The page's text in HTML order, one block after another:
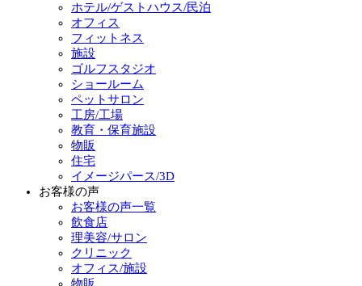
ホテル/ゲストハウス/民泊
オフィス
フィットネス
施設
ゴルフスタジオ
ショールーム
ペットサロン
工房/工場
教育・保育施設
物販
住宅
イメージパース/3D
お客様の声
お客様の声一覧
飲食店
理美容/サロン
クリニック
オフィス/施設